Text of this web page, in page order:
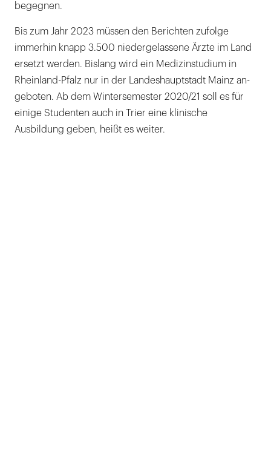
begegnen.
Bis zum Jahr 2023 müssen den Berichten zufolge
immerhin knapp 3.500 niedergelassene Ärzte im Land
ersetzt werden. Bislang wird ein Medizinstudium in
Rheinland-Pfalz nur in der Landeshauptstadt Mainz an­
geboten. Ab dem Wintersemester 2020/21 soll es für
einige Studenten auch in Trier eine klinische
Ausbildung geben, heißt es weiter.